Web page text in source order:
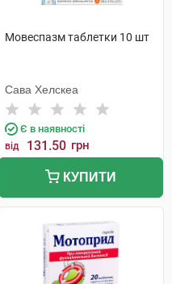
Мовеспазм таблетки 10 шт
Сава Хелскеа
Є в наявності
від 131.50 грн
КУПИТИ